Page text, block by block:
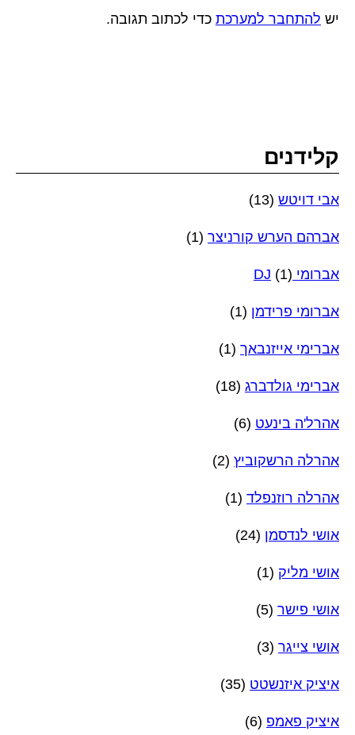
יש להתחבר למערכת כדי לכתוב תגובה.
קלידנים
אבי דויטש (13)
אברהם הערש קורניצר (1)
אברומי DJ (1)
אברומי פרידמן (1)
אברימי אייזנבאך (1)
אברימי גולדברג (18)
אהרל'ה בינעט (6)
אהרלה הרשקוביץ (2)
אהרלה רוזנפלד (1)
אושי לנדסמן (24)
אושי מליק (1)
אושי פישר (5)
אושי צייגר (3)
איציק איזנשטט (35)
איציק פאמפ (6)